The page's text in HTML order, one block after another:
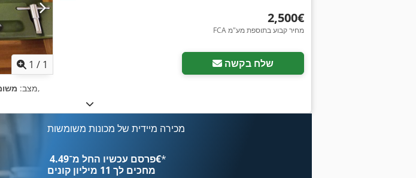
1 / 1
‏2,500 ‏€
FCA מחיר קבוע בתוספת מע"מ
שלח בקשה
מצב:,
מכירה מיידית של מכונות משומשות
פרסם עכשיו החל מ־‏4.49 ‏€*
מחכים לך 11 מיליון קונים